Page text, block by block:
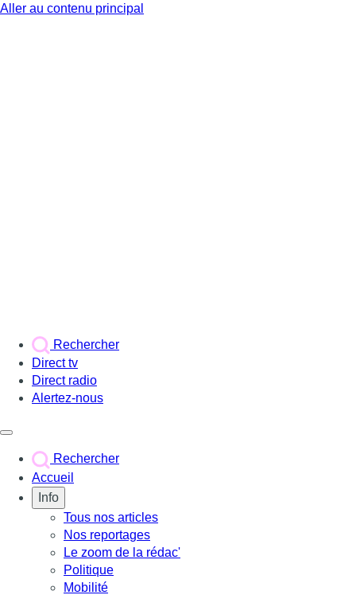
Aller au contenu principal
Rechercher
Direct tv
Direct radio
Alertez-nous
Rechercher
Accueil
Info
Tous nos articles
Nos reportages
Le zoom de la rédac'
Politique
Mobilité